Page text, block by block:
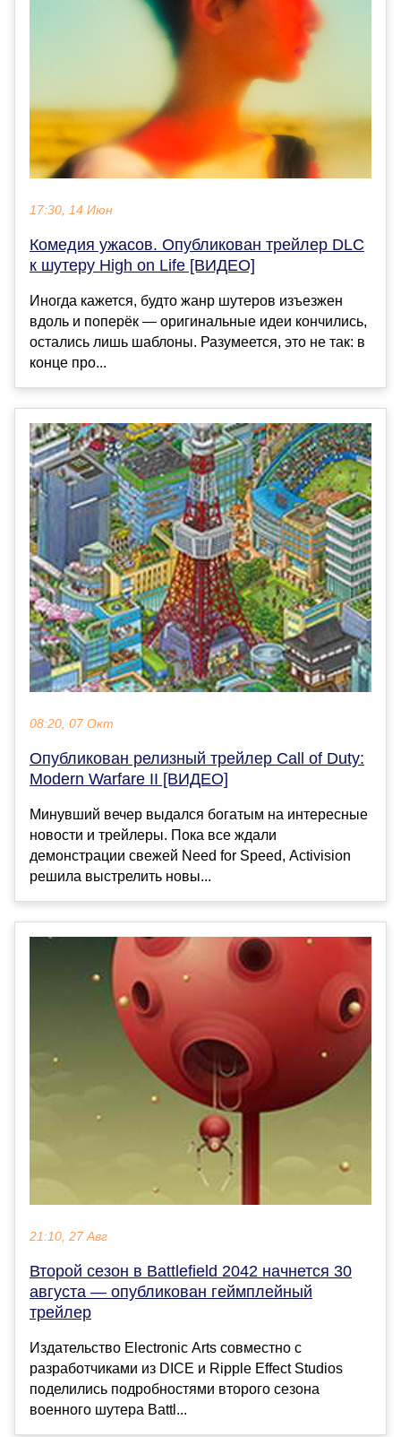
17:30, 14 Июн
Комедия ужасов. Опубликован трейлер DLC
к шутеру High on Life [ВИДЕО]
Иногда кажется, будто жанр шутеров изъезжен
вдоль и поперёк — оригинальные идеи кончились,
остались лишь шаблоны. Разумеется, это не так: в
конце про...
08:20, 07 Окт
Опубликован релизный трейлер Call of Duty:
Modern Warfare II [ВИДЕО]
Минувший вечер выдался богатым на интересные
новости и трейлеры. Пока все ждали
демонстрации свежей Need for Speed, Activision
решила выстрелить новы...
21:10, 27 Авг
Второй сезон в Battlefield 2042 начнется 30
августа — опубликован геймплейный
трейлер
Издательство Electronic Arts совместно с
разработчиками из DICE и Ripple Effect Studios
поделились подробностями второго сезона
военного шутера Battl...